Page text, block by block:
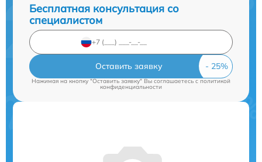
Бесплатная консультация со
специалистом
Оставить заявку
Нажимая на кнопку "Оставить заявку" Вы соглашаетесь cполитикой
конфиденциальности